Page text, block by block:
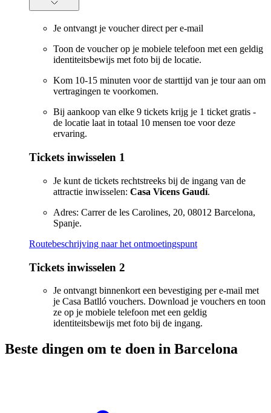
Je ontvangt je voucher direct per e-mail
Toon de voucher op je mobiele telefoon met een geldig
identiteitsbewijs met foto bij de locatie.
Kom 10-15 minuten voor de starttijd van je tour aan om
vertragingen te voorkomen.
Bij aankoop van elke 9 tickets krijg je 1 ticket gratis -
de locatie laat in totaal 10 mensen toe voor deze
ervaring.
Tickets inwisselen 1
Je kunt de tickets rechtstreeks bij de ingang van de
attractie inwisselen: Casa Vicens Gaudí.
Adres: Carrer de les Carolines, 20, 08012 Barcelona,
Spanje.
Routebeschrijving naar het ontmoetingspunt
Tickets inwisselen 2
Je ontvangt binnenkort een bevestiging per e-mail met
je Casa Batlló vouchers. Download je vouchers en toon
ze op je mobiele telefoon met een geldig
identiteitsbewijs met foto bij de ingang.
Beste dingen om te doen in Barcelona